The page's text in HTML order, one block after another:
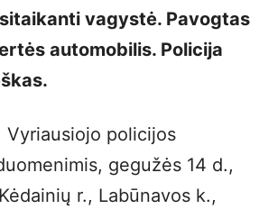
vagystė. Pavogtas
automobilis. Policija
Vyriausiojo policijos
gegužės 14 d.,
r., Labūnavos k.,